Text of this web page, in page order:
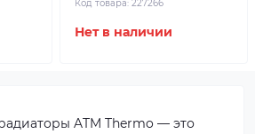
Код товара: 227266
Нет в наличии
ATM Thermo — это